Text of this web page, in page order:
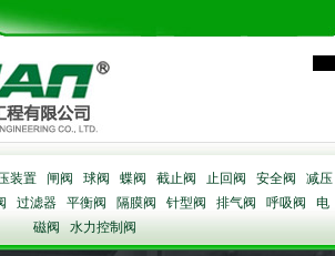
装置 闸阀 球阀 蝶阀 截止阀 止回阀 安全阀
减压
过滤器 平衡阀 隔膜阀 针型阀 排气阀 呼吸阀
电
磁阀
水力控制阀